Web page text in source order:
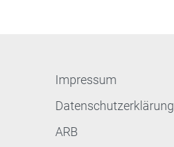
Impressum
Datenschutzerklärung
ARB